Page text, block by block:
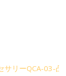
リーQCA-03-凸